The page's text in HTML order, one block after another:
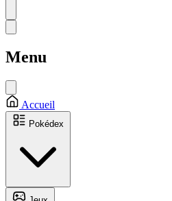
Menu
Accueil